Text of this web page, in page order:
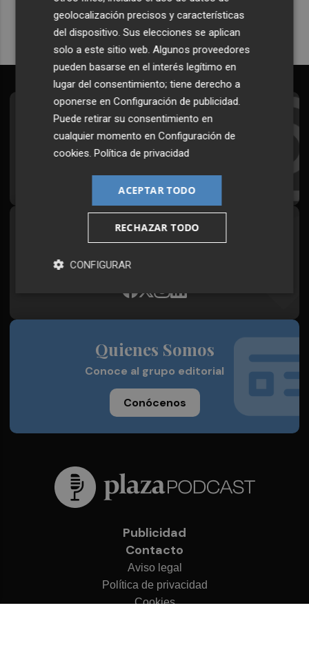
Suscríbete al Boletín
Todos los días a primera hora en tu email
¡Quiero suscribirme!
Síguenos en redes
Plaza Podcast, desde cualquier medio
Quienes Somos
Conoce al grupo editorial
Conócenos
Publicidad
Contacto
Aviso legal
Política de privacidad
Cookies
geolocalización precisos y características
del dispositivo. Sus elecciones se aplican
solo a este sitio web. Algunos proveedores
pueden basarse en el interés legítimo en
lugar del consentimiento; tiene derecho a
oponerse enConfiguración de publicidad.
Puede retirar su consentimiento en
cualquier momento enConfiguración de
cookies.Política de privacidad
ACEPTAR TODO
RECHAZAR TODO
CONFIGURAR